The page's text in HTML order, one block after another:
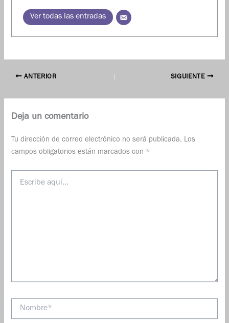
Ver todas las entradas
ANTERIOR SIGUIENTE
Deja un comentario
Tu dirección de correo electrónico no será publicada. Los
campos obligatorios están marcados con *
aquí...
Nombre*